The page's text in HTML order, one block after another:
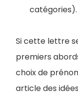
catégories).
Si cette lettre
premiers
choix de
article des